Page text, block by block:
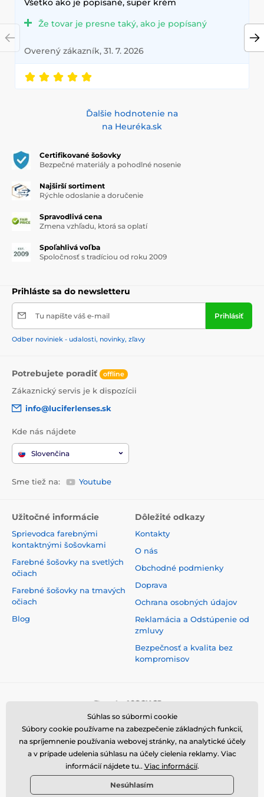
Všetko ako je popísané, super krém
Že tovar je presne taký, ako je popísaný
Overený zákazník, 31. 7. 2026
Ďalšie hodnotenie na
na Heuréka.sk
Certifikované šošovky
Bezpečné materiály a pohodlné nosenie
Najširší sortiment
Rýchle odoslanie a doručenie
Spravodlivá cena
Zmena vzhľadu, ktorá sa oplatí
Spoľahlivá voľba
Spoločnosť s tradíciou od roku 2009
Prihláste sa do newsletteru
Tu napíšte váš e-mail Prihlásiť
Odber noviniek - udalosti, novinky, zľavy
Potrebujete poradiť offline
Zákaznický servis je k dispozícii
info@luciferlenses.sk
Kde nás nájdete
Slovenčina
Sme tiež na: Youtube
Užitočné informácie
Sprievodca farebnými
kontaktnými šošovkami
Farebné šošovky na svetlých
očiach
Farebné šošovky na tmavých
očiach
Blog
Dôležité odkazy
Kontakty
O nás
Obchodné podmienky
Doprava
Ochrana osobných údajov
Reklamácia a Odstúpenie od
zmluvy
Bezpečnosť a kvalita bez
kompromisov
Súhlas so súbormi cookie
Súbory cookie používame na zabezpečenie základných funkcií,
na spríjemnenie používania webovej stránky, na analytické účely
a v prípade udelenia súhlasu na účely cielenia reklamy. Viac
informácií nájdete tu.. Viac informácií.
Nesúhlasím